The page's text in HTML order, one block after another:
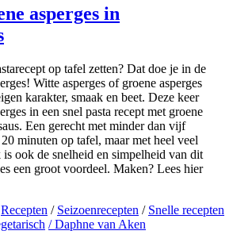
asperges in
op tafel zetten? Dat doe je in de
Witte asperges of groene asperges
karakter, smaak en beet. Deze keer
in een snel pasta recept met groene
Een gerecht met minder dan vijf
minuten op tafel, maar met heel veel
is ook de snelheid en simpelheid van dit
een groot voordeel. Maken? Lees hier
Recepten / Seizoenrecepten / Snelle recepten
/ Daphne van Aken